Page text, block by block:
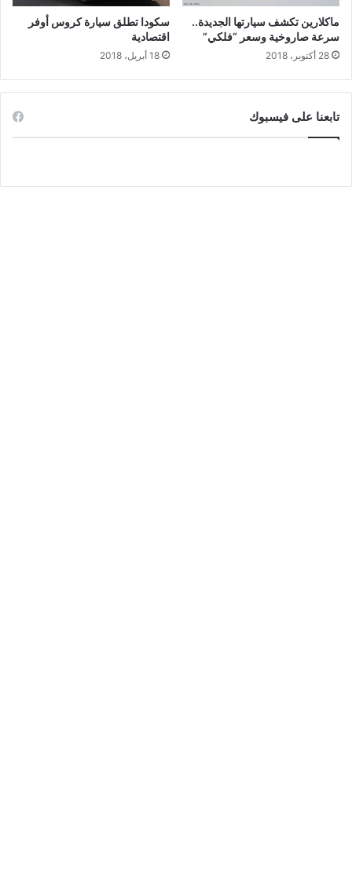
ماكلارين تكشف سيارتها الجديدة..
سرعة صاروخية وسعر “فلكي”
28 أكتوبر، 2018
سكودا تطلق سيارة كروس أوفر
اقتصادية
18 أبريل، 2018
تابعنا على فيسبوك